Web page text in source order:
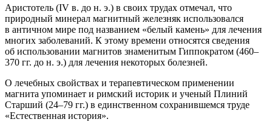
Аристотель (IV в. до н. э.) в своих трудах отмечал, что
природный минерал магнитный железняк использовался
в античном мире под названием «белый камень» для лечения
многих заболеваний. К этому времени относятся сведения
об использовании магнитов знаменитым Гиппократом (460–
370 гг. до н. э.) для лечения некоторых болезней.
О лечебных свойствах и терапевтическом применении
магнита упоминает и римский историк и ученый Плиний
Старший (24–79 гг.) в единственном сохранившемся труде
«Естественная история».